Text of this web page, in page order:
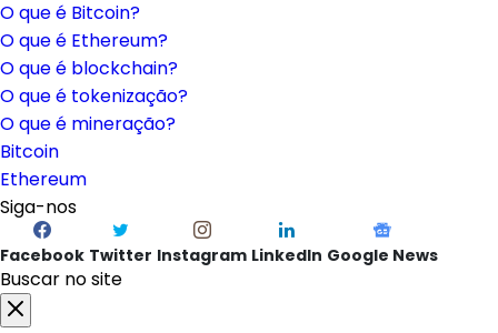
O que é Bitcoin?
O que é Ethereum?
O que é blockchain?
O que é tokenização?
O que é mineração?
Bitcoin
Ethereum
Siga-nos
Facebook Twitter Instagram LinkedIn Google News
Buscar no site